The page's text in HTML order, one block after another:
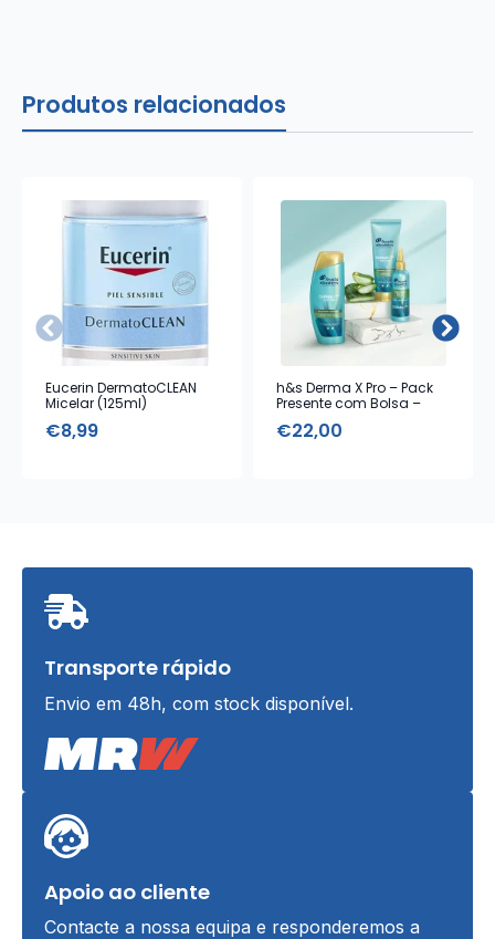
Produtos relacionados
Eucerin DermatoCLEAN
Micelar (125ml)
€8,99
h&s Derma X Pro – Pack
Presente com Bolsa –
Cabeludo
€22,00
Transporte rápido
Envio em 48h, com stock disponível.
Apoio ao cliente
Contacte a nossa equipa e responderemos a